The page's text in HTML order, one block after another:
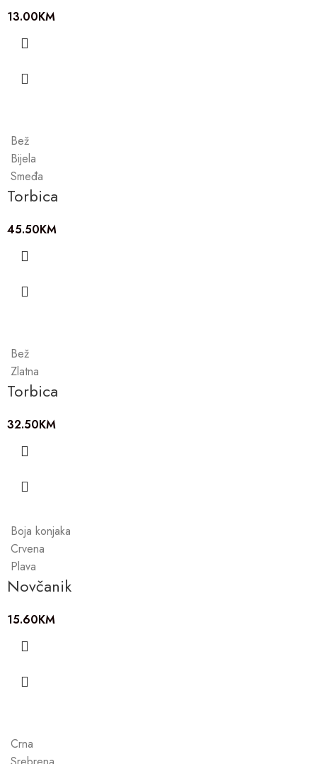
13.00KM
Bež
Bijela
Smeđa
Torbica
45.50KM
Bež
Zlatna
Torbica
32.50KM
Boja konjaka
Crvena
Plava
Novčanik
15.60KM
Crna